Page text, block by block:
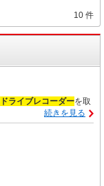
10 件
ドライブレコーダーを取
続きを見る